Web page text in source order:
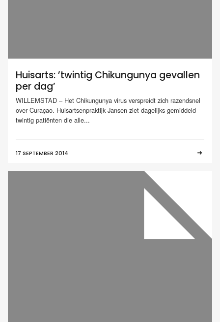
Huisarts: ’twintig Chikungunya gevallen
per dag’
WILLEMSTAD – Het Chikungunya virus verspreidt zich razendsnel
over Curaçao. Huisartsenpraktijk Jansen ziet dagelijks gemiddeld
twintig patiënten die alle...
17 SEPTEMBER 2014